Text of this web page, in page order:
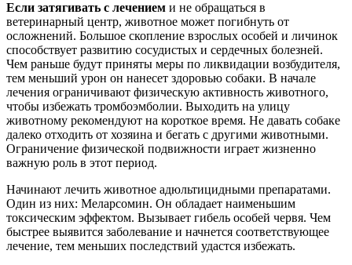
Если затягивать с лечением и не обращаться в
ветеринарный центр, животное может погибнуть от
осложнений. Большое скопление взрослых особей и личинок
способствует развитию сосудистых и сердечных болезней.
Чем раньше будут приняты меры по ликвидации возбудителя,
тем меньший урон он нанесет здоровью собаки. В начале
лечения ограничивают физическую активность животного,
чтобы избежать тромбоэмболии. Выходить на улицу
животному рекомендуют на короткое время. Не давать собаке
далеко отходить от хозяина и бегать с другими животными.
Ограничение физической подвижности играет жизненно
важную роль в этот период.
Начинают лечить животное адюльтицидными препаратами.
Один из них: Меларсомин. Он обладает наименьшим
токсическим эффектом. Вызывает гибель особей червя. Чем
быстрее выявится заболевание и начнется соответствующее
лечение, тем меньших последствий удастся избежать.